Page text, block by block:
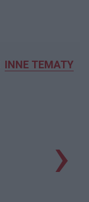
INNE TEMATY
›